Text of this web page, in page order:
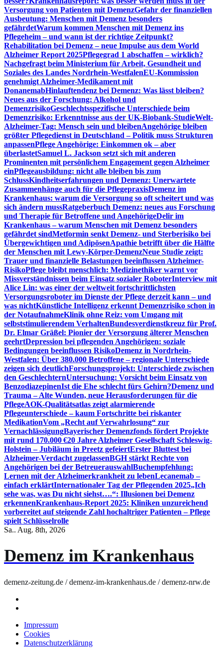
Versorgung von Patienten mit DemenzGefahr der finanziellen
Ausbeutung: Menschen mit Demenz besonders
gefährdetWarum kommen Menschen mit Demenz ins
Pflegeheim – und wann ist der richtige Zeitpunkt?
Rehabilitation bei Demenz – neue Impulse aus dem World
Alzheimer Report 2025Pflegegrad 1 abschaffen – wirklich?
Nachgefragt beim Ministerium für Arbeit, Gesundheit und
Soziales des Landes Nordrhein-WestfalenEU-Kommission
genehmigt Alzheimer-Medikament mit
DonanemabHinlauftendenz bei Demenz: Was lässt bleiben?
Neues aus der Forschung: Alkohol und
DemenzrisikoGeschlechtsspezifische Unterschiede beim
Demenzrisiko: Erkenntnisse aus der UK-Biobank-StudieWelt-
Alzheimer-Tag: Mensch sein und bleibenAngehörige bleiben
größter Pflegedienst in Deutschland – Politik muss Strukturen
anpassenPflege Angehörige: Einkommen ok – aber
überlastetSamuel L. Jackson setzt sich mit anderen
Prominenten mit persönlichem Engagement gegen Alzheimer
einPflegeausbildung: nicht alle bleiben bis zum
SchlussKindheitserfahrungen und Demenz: Unerwartete
Zusammenhänge auch für die PflegepraxisDemenz im
Krankenhaus: warum die Versorgung so oft scheitert und was
sich ändern mussRatgeberbuch Demenz: neues aus Forschung
und Therapie für Betroffene und AngehörigeDelir im
Krankenhaus – warum Menschen mit Demenz besonders
gefährdet sindMetformin senkt Demenz- und Sterberisiko bei
Übergewichtigen und AdipösenApathie betrifft über die Hälfte
der Menschen mit Lewy-Körper-DemenzNeue Studie zeigt:
Trauer und finanzielle Belastungen beeinflussen Alzheimer-
RisikoPflege bleibt menschlich: Medizinethiker warnt vor
Missverständnissen beim Einsatz sozialer RoboterInterview mit
Alice Lin: was einer der weltweit fortschrittlichsten
Versorgungsroboter im Dienste der Pflege derzeit kann – und
was nichtKünstliche Intelligenz erkennt Demenzrisiko schon in
der NotaufnahmeKlinik ohne Reiz: vom Umgang mit
selbststimulierendem VerhaltenBundesverdienstkreuz für Prof.
Dr. Elmar Gräßel: Pionier der Versorgung älterer Menschen
geehrtDepression bei pflegenden Angehörigen: soziale
Bedingungen beeinflussen RisikoDemenz in Nordrhein-
Westfalen: Über 380.000 Betroffene – regionale Unterschiede
zeigen sich deutlichForschungsprojekt: Unterschiede zwischen
den GeschlechternUntersuchung: Vorsicht beim Einsatz von
BenzodiazepinenIst die Ehe schlecht fürs Gehirn?Demenz und
Trauma – Alte Wunden, neue Herausforderungen für die
PflegeAOK-Qualitätsatlas zeigt alarmierende
Pflegeunterschiede – kaum Fortschritte bei riskanter
MedikationVom „Recht auf Verwahrlosung“ zur
VernachlässigungBayerischer Demenzfonds fördert Projekte
mit rund 170.000 €20 Jahre Alzheimer Gesellschaft Schleswig-
Holstein – Jubiläum in Preetz gefeiertErster Bluttest bei
Alzheimer-Verdacht zugelassenBGH stärkt Rechte von
Angehörigen bei der BetreuerauswahlBuchempfehlung:
Lernen mit der Alzheimerkrankheit zu lebenLecanemab –
einfach erklärtInternationaler Tag der Pflegenden 2025„Ich
sehe was, was Du nicht siehst….“: Illusionen bei Demenz
erkennenKrankenhaus-Report 2025: Kliniken unzureichend
vorbereitet auf steigende Zahl hochaltriger Patienten – Pflege
spielt Schlüsselrolle
Sa.. Aug. 8th, 2026
Demenz im Krankenhaus
demenz-zeitung.de / demenz-im-krankenhaus.de / demenz-nrw.de
Impressum
Cookies
Datenschutzerklärung